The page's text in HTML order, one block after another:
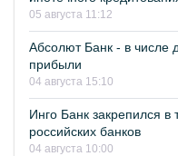
05 августа 11:12
Абсолют Банк - в числе
прибыли
04 августа 15:10
Инго Банк закрепился в
российских банков
04 августа 10:00